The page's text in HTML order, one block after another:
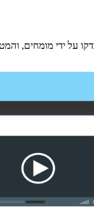
על ידי